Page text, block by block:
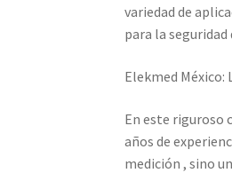
variedad de
para la
Elekmed México:
En este riguroso
años de
medición , sino